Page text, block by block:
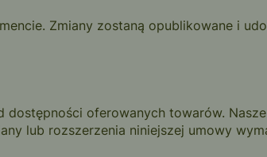
Zmiany zostaną opublikowane i
oferowanych towarów.
lub rozszerzenia niniejszej umowy